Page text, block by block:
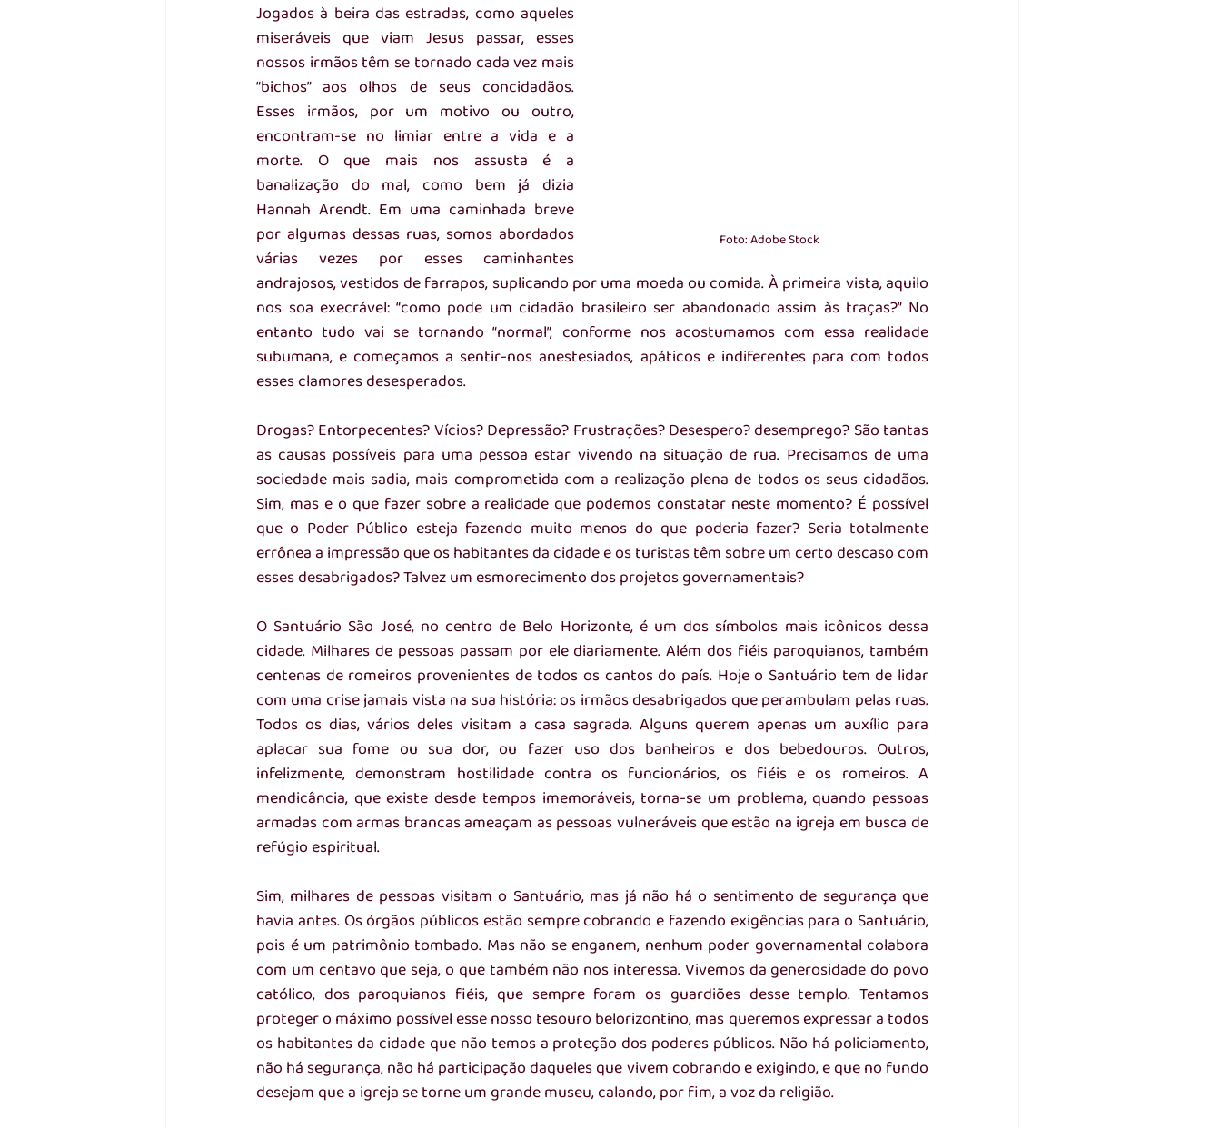
Foto: Adobe Stock
Jogados à beira das estradas, como aqueles
miseráveis que viam Jesus passar, esses
nossos irmãos têm se tornado cada vez mais
“bichos” aos olhos de seus concidadãos.
Esses irmãos, por um motivo ou outro,
encontram-se no limiar entre a vida e a
morte. O que mais nos assusta é a
banalização do mal, como bem já dizia
Hannah Arendt. Em uma caminhada breve
por algumas dessas ruas, somos abordados
várias vezes por esses caminhantes
andrajosos, vestidos de farrapos, suplicando por uma moeda ou comida. À primeira vista, aquilo
nos soa execrável: “como pode um cidadão brasileiro ser abandonado assim às traças?” No
entanto tudo vai se tornando “normal”, conforme nos acostumamos com essa realidade
subumana, e começamos a sentir-nos anestesiados, apáticos e indiferentes para com todos
esses clamores desesperados.
Drogas? Entorpecentes? Vícios? Depressão? Frustrações? Desespero? desemprego? São tantas
as causas possíveis para uma pessoa estar vivendo na situação de rua. Precisamos de uma
sociedade mais sadia, mais comprometida com a realização plena de todos os seus cidadãos.
Sim, mas e o que fazer sobre a realidade que podemos constatar neste momento? É possível
que o Poder Público esteja fazendo muito menos do que poderia fazer? Seria totalmente
errônea a impressão que os habitantes da cidade e os turistas têm sobre um certo descaso com
esses desabrigados? Talvez um esmorecimento dos projetos governamentais?
O Santuário São José, no centro de Belo Horizonte, é um dos símbolos mais icônicos dessa
cidade. Milhares de pessoas passam por ele diariamente. Além dos fiéis paroquianos, também
centenas de romeiros provenientes de todos os cantos do país. Hoje o Santuário tem de lidar
com uma crise jamais vista na sua história: os irmãos desabrigados que perambulam pelas ruas.
Todos os dias, vários deles visitam a casa sagrada. Alguns querem apenas um auxílio para
aplacar sua fome ou sua dor, ou fazer uso dos banheiros e dos bebedouros. Outros,
infelizmente, demonstram hostilidade contra os funcionários, os fiéis e os romeiros. A
mendicância, que existe desde tempos imemoráveis, torna-se um problema, quando pessoas
armadas com armas brancas ameaçam as pessoas vulneráveis que estão na igreja em busca de
refúgio espiritual.
Sim, milhares de pessoas visitam o Santuário, mas já não há o sentimento de segurança que
havia antes. Os órgãos públicos estão sempre cobrando e fazendo exigências para o Santuário,
pois é um patrimônio tombado. Mas não se enganem, nenhum poder governamental colabora
com um centavo que seja, o que também não nos interessa. Vivemos da generosidade do povo
católico, dos paroquianos fiéis, que sempre foram os guardiões desse templo. Tentamos
proteger o máximo possível esse nosso tesouro belorizontino, mas queremos expressar a todos
os habitantes da cidade que não temos a proteção dos poderes públicos. Não há policiamento,
não há segurança, não há participação daqueles que vivem cobrando e exigindo, e que no fundo
desejam que a igreja se torne um grande museu, calando, por fim, a voz da religião.